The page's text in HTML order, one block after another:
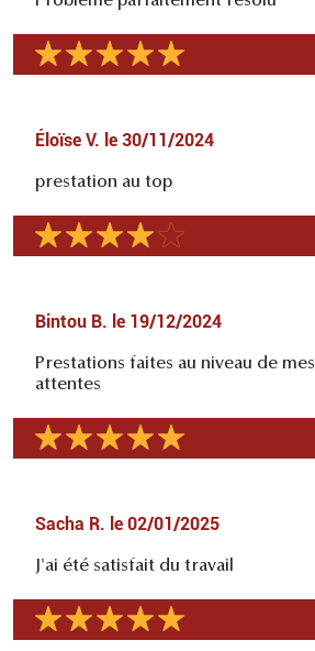
Éloïse V. le 30/11/2024
prestation au top
Bintou B. le 19/12/2024
Prestations faites au niveau de mes
attentes
Sacha R. le 02/01/2025
J'ai été satisfait du travail